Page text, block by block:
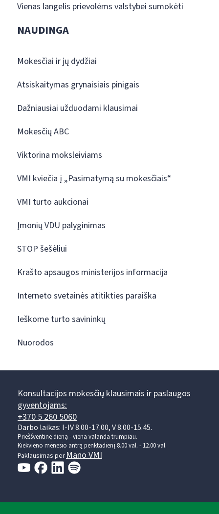
Vienas langelis prievolėms valstybei sumokėti
NAUDINGA
Mokesčiai ir jų dydžiai
Atsiskaitymas grynaisiais pinigais
Dažniausiai užduodami klausimai
Mokesčių ABC
Viktorina moksleiviams
VMI kviečia į „Pasimatymą su mokesčiais“
VMI turto aukcionai
Įmonių VDU palyginimas
STOP šešėliui
Krašto apsaugos ministerijos informacija
Interneto svetainės atitikties paraiška
Ieškome turto savininkų
Nuorodos
Konsultacijos mokesčių klausimais ir paslaugos
gyventojams:
+370 5 260 5060
Darbo laikas: I-IV 8.00-17.00, V 8.00-15.45.
Prieššventinę dieną - viena valanda trumpiau.
Kiekvieno mėnesio antrą penktadienį 8.00 val. - 12.00 val.
Paklausimas perMano VMI